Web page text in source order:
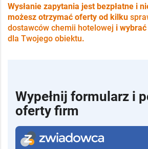
Wysłanie zapytania jest bezpłatne i
możesz otrzymać oferty od kilku
dostawców chemii hotelowej i
dla Twojego obiektu.
Wypełnij formularz i
oferty firm